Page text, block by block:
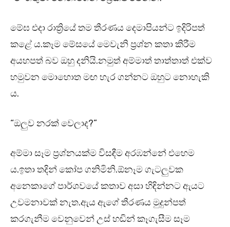
මේඝ එදා රාත්‍රියේ තම තීරණය දෙමාපියන්ට ඉදිරිපත්
කළේ ය.කෑම මේසයේ මෙවැනි ප්‍රශ්න කතා කිරීම
අයහපත් බව ඔහු දනියි.නමුත් අම්මාත් තාත්තාත් එක්ව
හමුවන මොහොත මඟ හැර ගන්නට ඔහුට නොහැකි
ය.
“ඔලුව නරක් වෙලාද?”
අම්මා සෑම ප්‍රශ්නයක්ම විසඳීම අරඹන්නේ එහෙම
ය.ඉතා තදින් කෝප ගනිමිනි.ඕනෑම ගැටලුවක
අනෙකාගේ පාර්ශවයේ කතාව අසා හිඳින්නට ඇයට
උවමනාවක් නැත.ඇය ඇගේ තීරණය මුදුන්පත්
කරගැනීම වෙනුවෙන් උස් හඬින් කෑගැසීම සෑම